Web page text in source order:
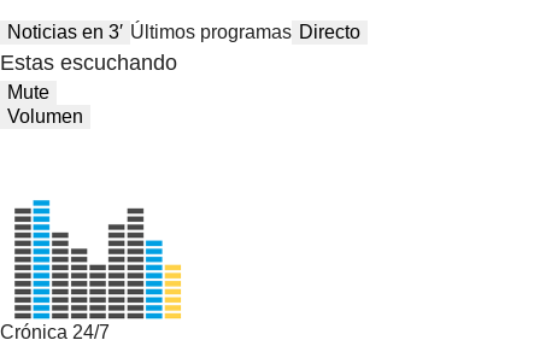
Noticias en 3′ Últimos programas Directo
Estas escuchando
Mute
Volumen
Crónica 24/7